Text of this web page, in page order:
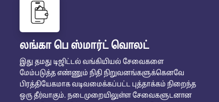
லங்கா பெ ஸ்மார்ட் வொலட்
இது தமது டிஜிட்டல் வங்கியியல் சேவைகளை
மேம்படுத்த எண்ணும் நிதி நிறுவனங்களுக்கெனவே
பிரத்தியேகமாக வடிவமைக்கப்பட்ட புத்தாக்கம் நிறைந்த
ஒரு தீர்வாகும். நடைமுறையிலுள்ள சேவைகளுடனான